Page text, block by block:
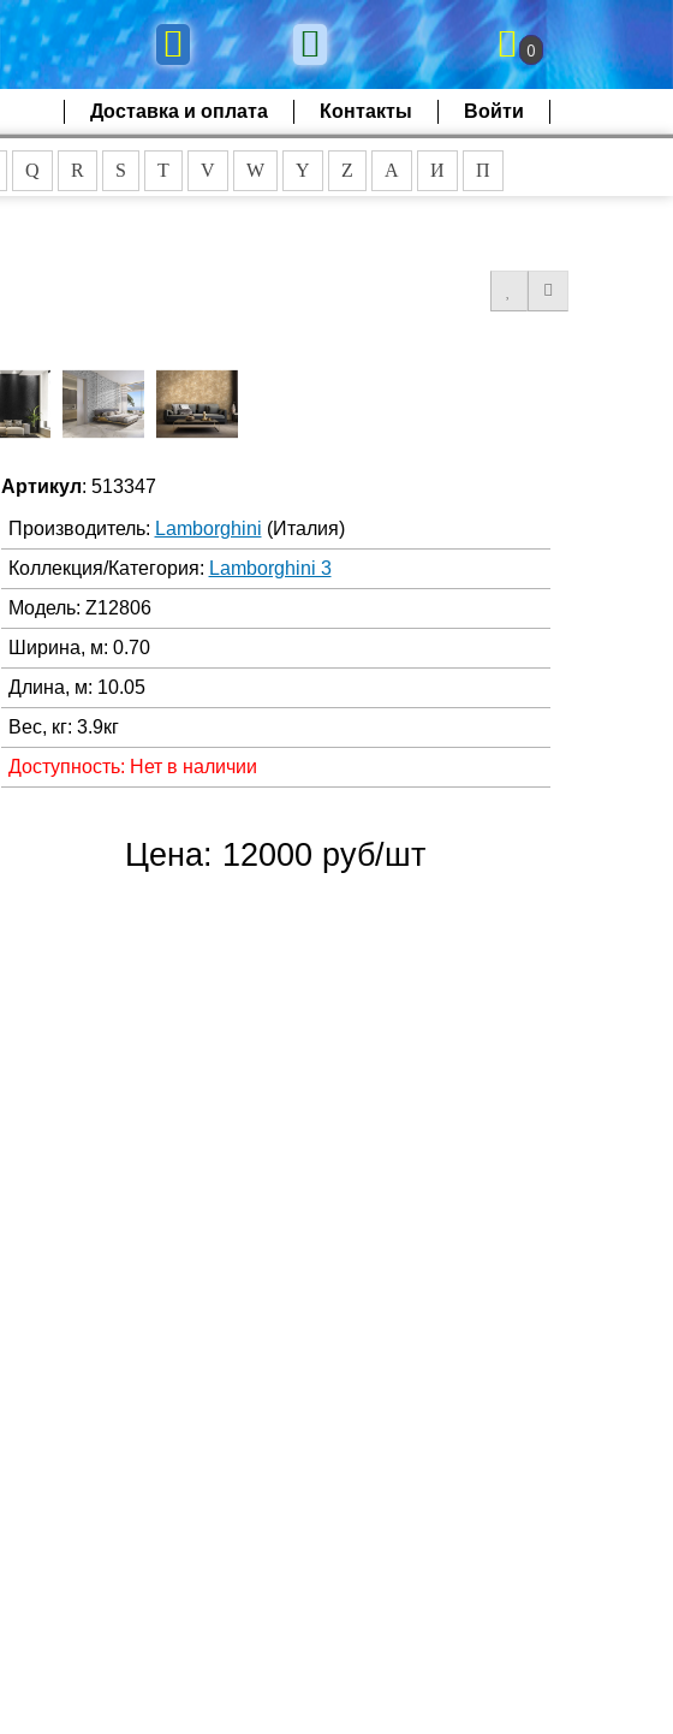
0
Доставка и оплата Контакты Войти
Q R S T V W Y Z А И П
Артикул: 513347
Производитель: Lamborghini (Италия)
Коллекция/Категория: Lamborghini 3
Модель: Z12806
Ширина, м: 0.70
Длина, м: 10.05
Вес, кг: 3.9кг
Доступность: Нет в наличии
Цена: 12000 руб/шт